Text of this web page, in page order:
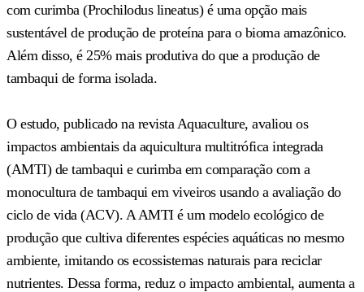
com curimba (Prochilodus lineatus) é uma opção mais
sustentável de produção de proteína para o bioma amazônico.
Além disso, é 25% mais produtiva do que a produção de
tambaqui de forma isolada.
O estudo, publicado na revista Aquaculture, avaliou os
impactos ambientais da aquicultura multitrófica integrada
(AMTI) de tambaqui e curimba em comparação com a
monocultura de tambaqui em viveiros usando a avaliação do
ciclo de vida (ACV). A AMTI é um modelo ecológico de
produção que cultiva diferentes espécies aquáticas no mesmo
ambiente, imitando os ecossistemas naturais para reciclar
nutrientes. Dessa forma, reduz o impacto ambiental, aumenta a